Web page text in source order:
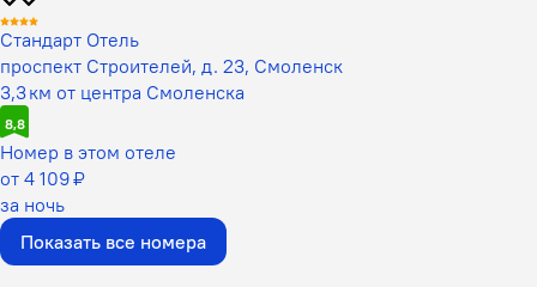
Стандарт Отель
проспект Строителей, д. 23, Смоленск
3,3 км от центра Смоленска
8,8
Номер в этом отеле
от 4 109 ₽
за ночь
Показать все номера